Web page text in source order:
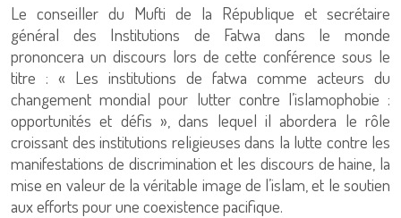
Le conseiller du Mufti de la République et secrétaire
général des Institutions de Fatwa dans le monde
prononcera un discours lors de cette conférence sous le
titre : « Les institutions de fatwa comme acteurs du
changement mondial pour lutter contre l’islamophobie :
opportunités et défis », dans lequel il abordera le rôle
croissant des institutions religieuses dans la lutte contre les
manifestations de discrimination et les discours de haine, la
mise en valeur de la véritable image de l’islam, et le soutien
aux efforts pour une coexistence pacifique.